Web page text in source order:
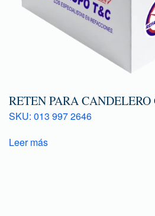
RETEN PARA CANDELERO
SKU: 013 997 2646
Leer más